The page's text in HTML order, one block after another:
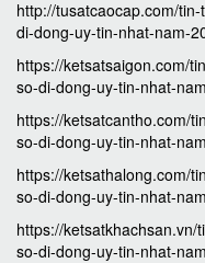
http://tusatcaocap.com/
di-dong-uy-tin-nhat-nam-
https://ketsatsaigon.com/
so-di-dong-uy-tin-nhat-
https://ketsatcantho.com/
so-di-dong-uy-tin-nhat-
https://ketsathalong.com/
so-di-dong-uy-tin-nhat-
https://
so-di-dong-uy-tin-nhat-